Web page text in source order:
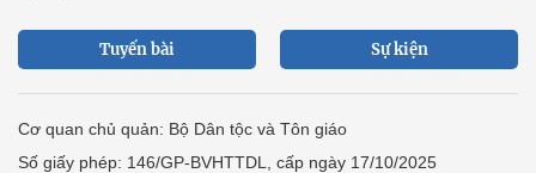
Tuyến bài Sự kiện
Cơ quan chủ quản: Bộ Dân tộc và Tôn giáo
Số giấy phép: 146/GP-BVHTTDL, cấp ngày 17/10/2025